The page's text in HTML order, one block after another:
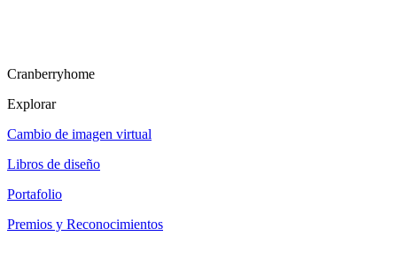
Cranberryhome
Explorar
Cambio de imagen virtual
Libros de diseño
Portafolio
Premios y Reconocimientos